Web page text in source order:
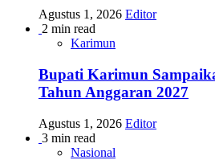
Agustus 1, 2026 Editor
2 min read
Karimun
Bupati Karimun
Tahun Anggaran 2027
Agustus 1, 2026 Editor
3 min read
Nasional